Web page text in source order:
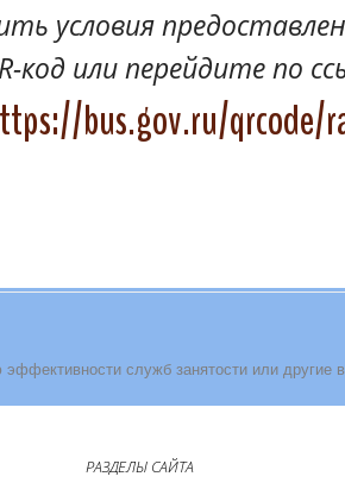
условия
код или перейдите по
bus.gov.ru/qrcode/
служб занятости или другие
РАЗДЕЛЫ САЙТА